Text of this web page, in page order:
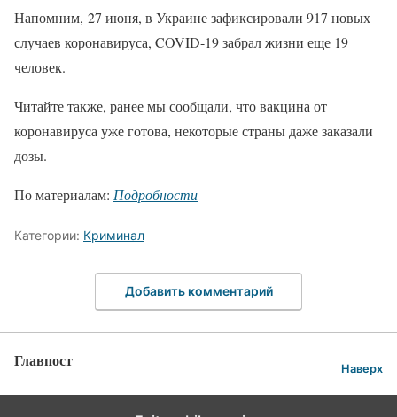
Напомним, 27 июня, в Украине зафиксировали 917 новых
случаев коронавируса, COVID-19 забрал жизни еще 19
человек.
Читайте также, ранее мы сообщали, что вакцина от
коронавируса уже готова, некоторые страны даже заказали
дозы.
По материалам: Подробности
Категории: Криминал
Добавить комментарий
Главпост Наверх